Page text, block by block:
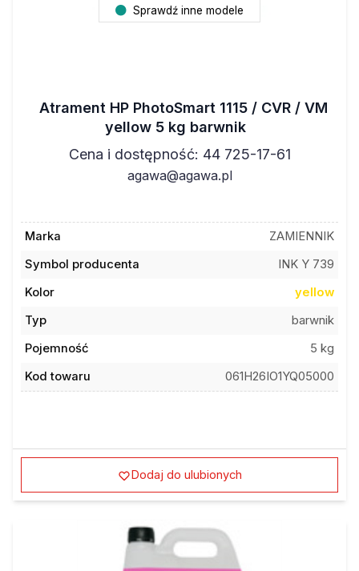
Sprawdź inne modele
Atrament HP PhotoSmart 1115 / CVR / VM
yellow 5 kg barwnik
Cena i dostępność: 44 725-17-61
agawa@agawa.pl
Marka
ZAMIENNIK
Symbol producenta
INK Y 739
Kolor
yellow
Typ
barwnik
Pojemność
5 kg
Kod towaru
061H26IO1YQ05000
Dodaj do ulubionych